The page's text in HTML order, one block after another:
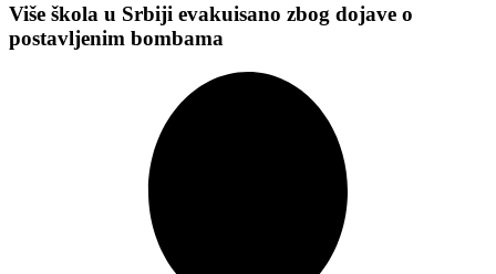
Više škola u Srbiji evakuisano zbog dojave o
postavljenim bombama